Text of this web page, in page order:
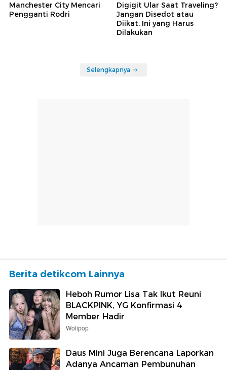
Manchester City Mencari
Pengganti Rodri
Digigit Ular Saat Traveling?
Jangan Disedot atau
Diikat, Ini yang Harus
Dilakukan
Selengkapnya
Berita detikcom Lainnya
Heboh Rumor Lisa Tak Ikut Reuni
BLACKPINK, YG Konfirmasi 4
Member Hadir
Wolipop
Daus Mini Juga Berencana Laporkan
Adanya Ancaman Pembunuhan